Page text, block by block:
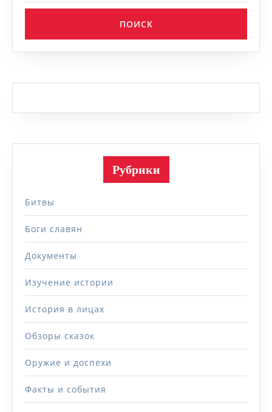
Рубрики
Битвы
Боги славян
Документы
Изучение истории
История в лицах
Обзоры сказок
Оружие и доспехи
Факты и события